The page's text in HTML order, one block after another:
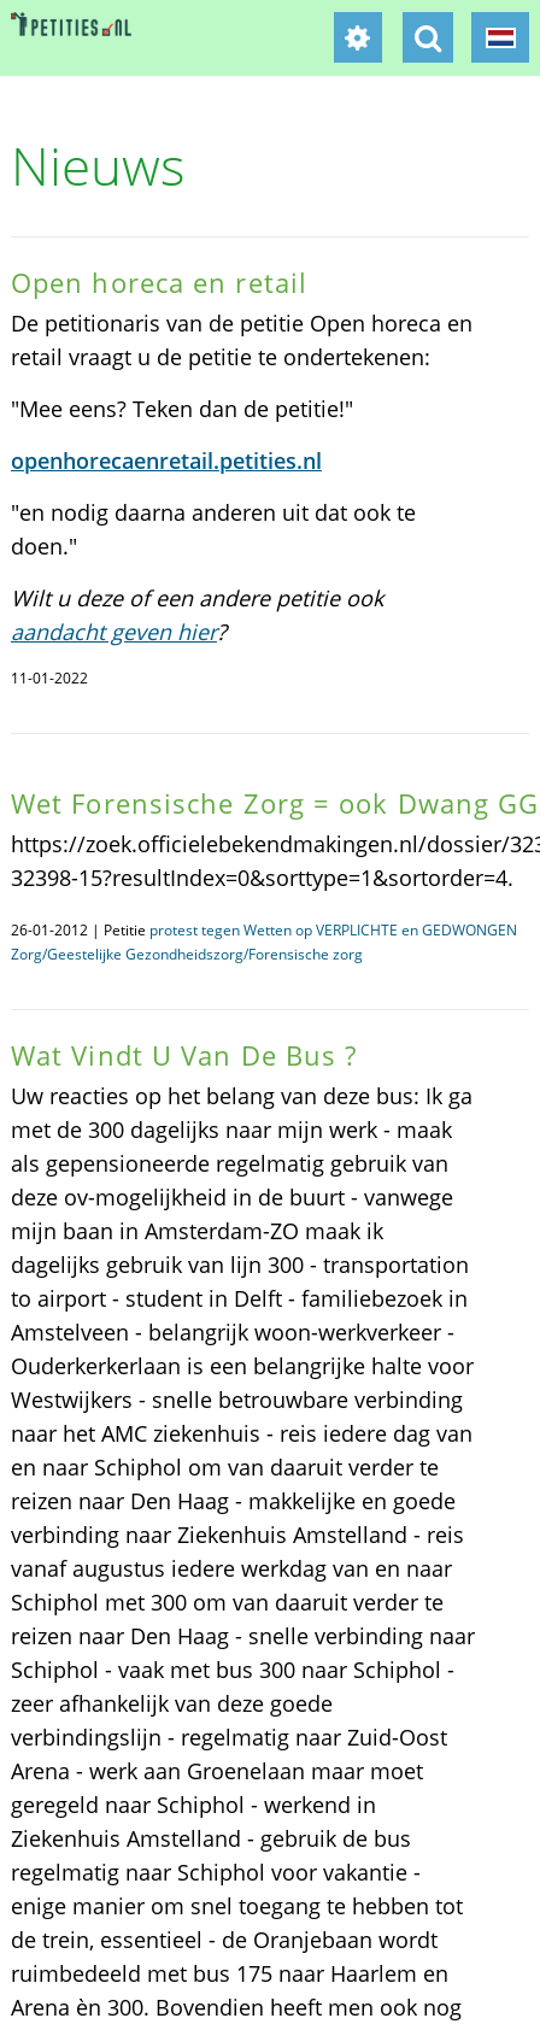
Nieuws
Open horeca en retail
De petitionaris van de petitie Open horeca en
retail vraagt u de petitie te ondertekenen:
"Mee eens? Teken dan de petitie!"
openhorecaenretail.petities.nl
"en nodig daarna anderen uit dat ook te
doen."
Wilt u deze of een andere petitie ook
aandacht geven hier?
11-01-2022
Wet Forensische Zorg = ook Dwang
https://zoek.officielebekendmakingen.nl/dossier/
32398-15?resultIndex=0&sorttype=1&sortorder=4.
26-01-2012 | Petitie protest tegen Wetten op VERPLICHTE en GEDWONGEN
Zorg/Geestelijke Gezondheidszorg/Forensische zorg
Wat Vindt U Van De Bus ?
Uw reacties op het belang van deze bus: Ik ga
met de 300 dagelijks naar mijn werk - maak
als gepensioneerde regelmatig gebruik van
deze ov-mogelijkheid in de buurt - vanwege
mijn baan in Amsterdam-ZO maak ik
dagelijks gebruik van lijn 300 - transportation
to airport - student in Delft - familiebezoek in
Amstelveen - belangrijk woon-werkverkeer -
Ouderkerkerlaan is een belangrijke halte voor
Westwijkers - snelle betrouwbare verbinding
naar het AMC ziekenhuis - reis iedere dag van
en naar Schiphol om van daaruit verder te
reizen naar Den Haag - makkelijke en goede
verbinding naar Ziekenhuis Amstelland - reis
vanaf augustus iedere werkdag van en naar
Schiphol met 300 om van daaruit verder te
reizen naar Den Haag - snelle verbinding naar
Schiphol - vaak met bus 300 naar Schiphol -
zeer afhankelijk van deze goede
verbindingslijn - regelmatig naar Zuid-Oost
Arena - werk aan Groenelaan maar moet
geregeld naar Schiphol - werkend in
Ziekenhuis Amstelland - gebruik de bus
regelmatig naar Schiphol voor vakantie -
enige manier om snel toegang te hebben tot
de trein, essentieel - de Oranjebaan wordt
ruimbedeeld met bus 175 naar Haarlem en
Arena èn 300. Bovendien heeft men ook nog